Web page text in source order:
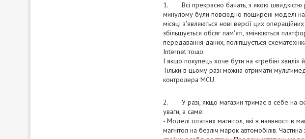
1. Всі прекрасно бачать, з якою швидкістю
минулому були повсюдно поширені моделі на
місяці з'являються нові версії цих
збільшується обсяг пам'яті, змінюються
передавання даних, поліпшується
Internet тощо.
І якщо покупець хоче бути на «гребіні
Тільки в цьому разі можна отримати
контролера MCU.
2. У разі, якщо магазин тримає в себе на
уваги, а саме:
- Моделі штатних магнітол, які в наявності в
магнітол на безліч марок автомобілів.